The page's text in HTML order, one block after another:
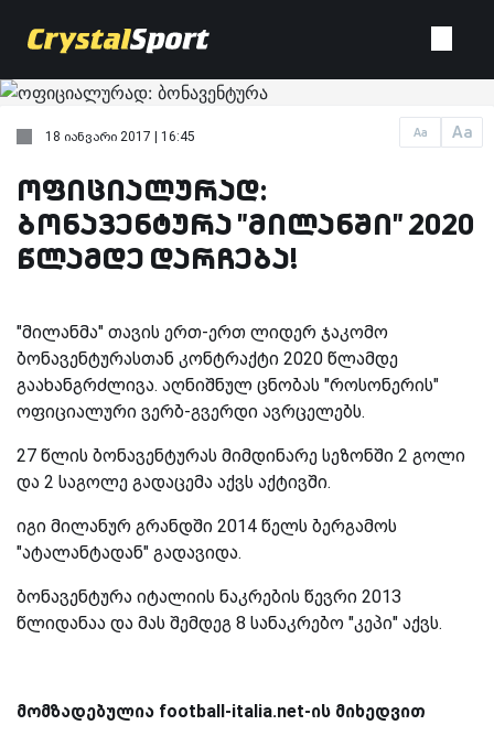
Aa Aa
18 იანვარი 2017 | 16:45
ოფიციალურად:
ბონავენტურა "მილანში" 2020
წლამდე დარჩება!
"მილანმა" თავის ერთ-ერთ ლიდერ ჯაკომო
ბონავენტურასთან კონტრაქტი 2020 წლამდე
გაახანგრძლივა. აღნიშნულ ცნობას "როსონერის"
ოფიციალური ვერბ-გვერდი ავრცელებს.
27 წლის ბონავენტურას მიმდინარე სეზონში 2 გოლი
და 2 საგოლე გადაცემა აქვს აქტივში.
იგი მილანურ გრანდში 2014 წელს ბერგამოს
"ატალანტადან" გადავიდა.
ბონავენტურა იტალიის ნაკრების წევრი 2013
წლიდანაა და მას შემდეგ 8 სანაკრებო "კეპი" აქვს.
მომზადებულია football-italia.net-ის მიხედვით